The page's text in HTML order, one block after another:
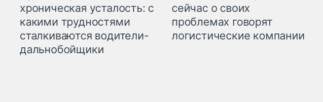
хроническая усталость: с
какими трудностями
сталкиваются водители-
дальнобойщики
сейчас о своих
проблемах говорят
логистические компании